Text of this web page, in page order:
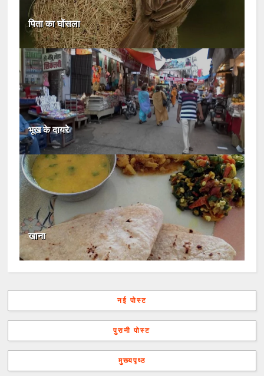
पिता का घोंसला
भूख के दायरे
खाना
नई पोस्ट
पुरानी पोस्ट
मुख्यपृष्ठ